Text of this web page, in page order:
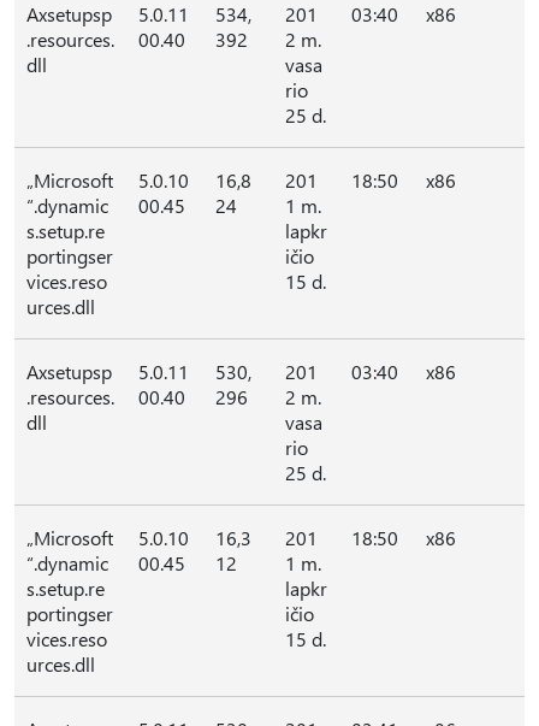
Axsetupsp
.resources.
dll
5.0.11
00.40
534,
392
201
2 m.
vasa
rio
25 d.
03:40 x86
„Microsoft
“.dynamic
s.setup.re
portingser
vices.reso
urces.dll
5.0.10
00.45
16,8
24
201
1 m.
lapkr
ičio
15 d.
18:50 x86
Axsetupsp
.resources.
dll
5.0.11
00.40
530,
296
201
2 m.
vasa
rio
25 d.
03:40 x86
„Microsoft
“.dynamic
s.setup.re
portingser
vices.reso
urces.dll
5.0.10
00.45
16,3
12
201
1 m.
lapkr
ičio
15 d.
18:50 x86